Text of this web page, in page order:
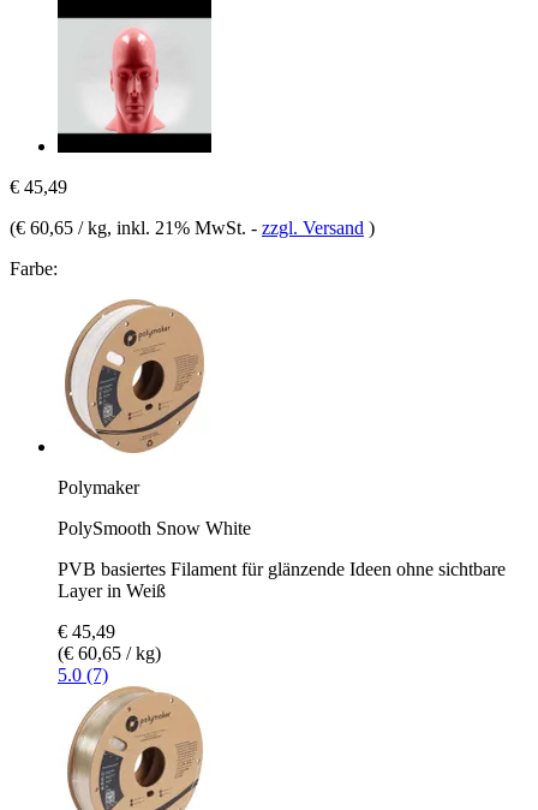
€ 45,49
(€ 60,65 / kg, inkl. 21% MwSt. - zzgl. Versand )
Farbe:
Polymaker
PolySmooth Snow White
PVB basiertes Filament für glänzende Ideen ohne sichtbare
Layer in Weiß
€ 45,49
(€ 60,65 / kg)
5.0 (7)